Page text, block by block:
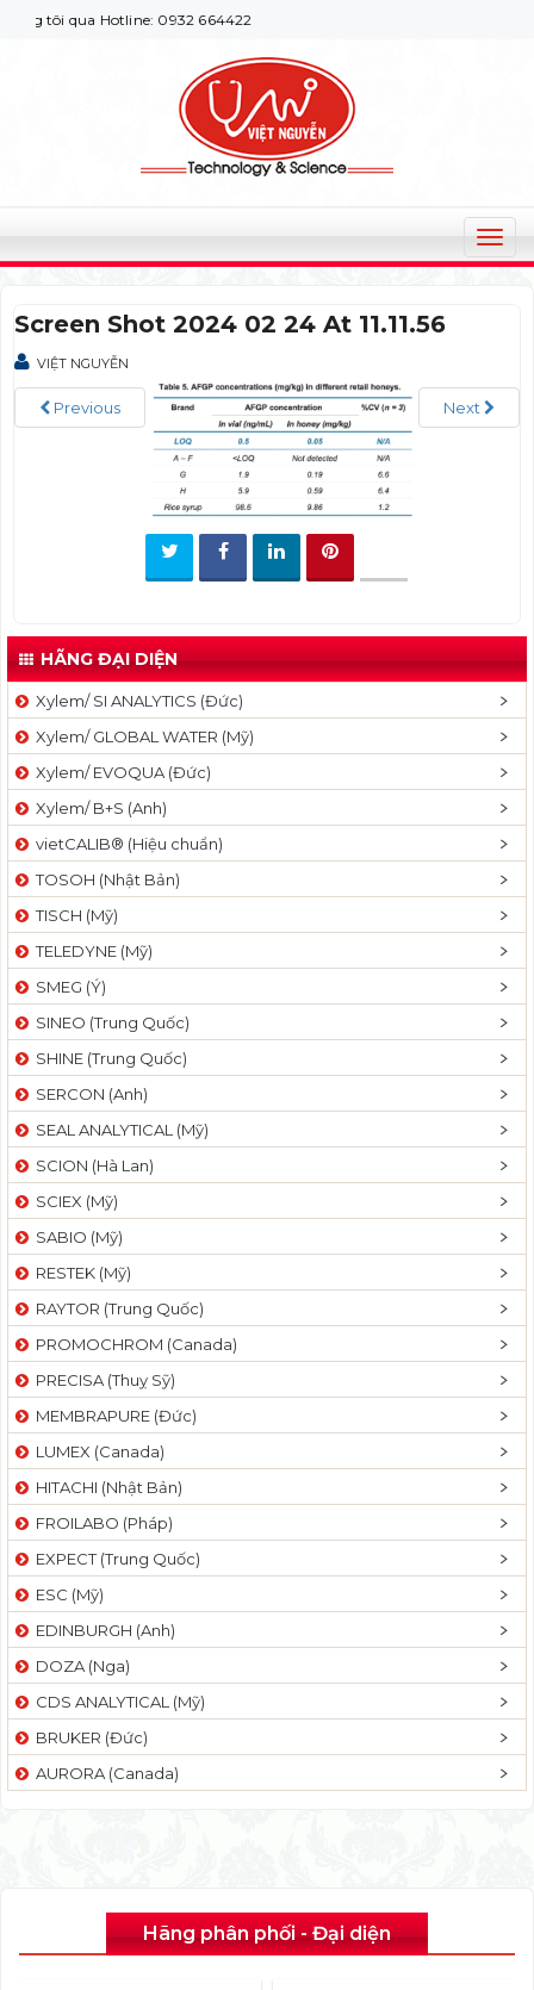
tôi qua Hotline: 0932 664422
T
o
n
a
n
Screen Shot 2024 02 24 At 11.11.56
VIỆT NGUYỄN
Previous Next
HÃNG ĐẠI DIỆN
Xylem/ SI ANALYTICS (Đức)
Xylem/ GLOBAL WATER (Mỹ)
Xylem/ EVOQUA (Đức)
Xylem/ B+S (Anh)
vietCALIB® (Hiệu chuẩn)
TOSOH (Nhật Bản)
TISCH (Mỹ)
TELEDYNE (Mỹ)
SMEG (Ý)
SINEO (Trung Quốc)
SHINE (Trung Quốc)
SERCON (Anh)
SEAL ANALYTICAL (Mỹ)
SCION (Hà Lan)
SCIEX (Mỹ)
SABIO (Mỹ)
RESTEK (Mỹ)
RAYTOR (Trung Quốc)
PROMOCHROM (Canada)
PRECISA (Thuỵ Sỹ)
MEMBRAPURE (Đức)
LUMEX (Canada)
HITACHI (Nhật Bản)
FROILABO (Pháp)
EXPECT (Trung Quốc)
ESC (Mỹ)
EDINBURGH (Anh)
DOZA (Nga)
CDS ANALYTICAL (Mỹ)
BRUKER (Đức)
AURORA (Canada)
Hãng phân phối - Đại diện